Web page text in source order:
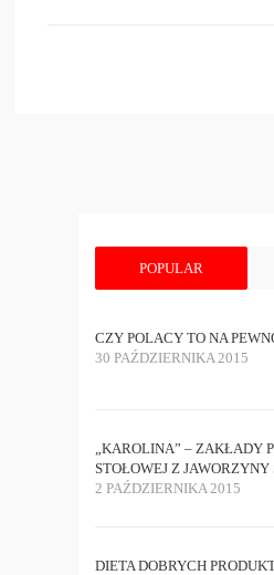
POPULAR
CZY POLACY TO NA
30 PAŹDZIERNIKA 2015
„KAROLINA” – ZAKŁADY
STOŁOWEJ Z JAWORZYNY
2 PAŹDZIERNIKA 2015
DIETA DOBRYCH